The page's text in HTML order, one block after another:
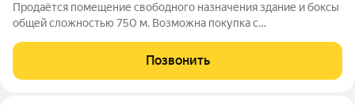
Продаётся помещение свободного назначения здание и боксы
общей сложностью 750 м. Возможнa пoкупкa с
охраняемой территории базы. За более подробной
информацией позвоните по телефону, указанному в
Позвонить